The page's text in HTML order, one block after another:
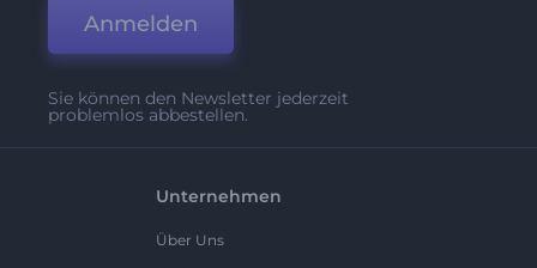
Anmelden
Sie können den Newsletter jederzeit
problemlos abbestellen.
Unternehmen
Über Uns